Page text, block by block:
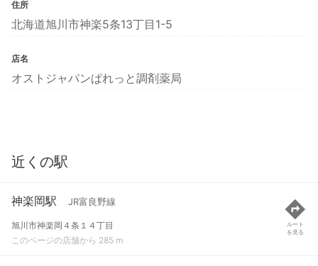
住所
北海道旭川市神楽5条13丁目1-5
店名
オストジャパンぱれっと調剤薬局
近くの駅
神楽岡駅 JR富良野線
旭川市神楽岡４条１４丁目
このページの店舗から 285 m
ルート
を見る